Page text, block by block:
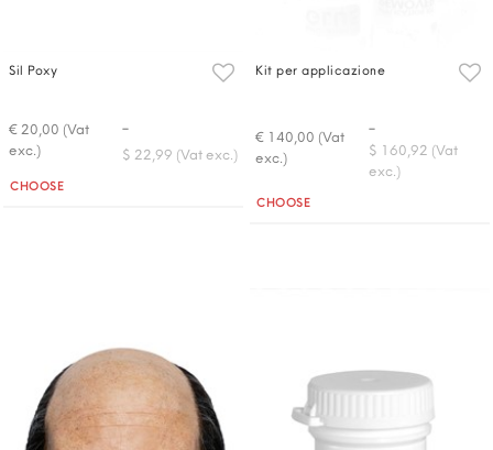
Sil Poxy
€ 20,00 (Vat
exc.)
-
$ 22,99 (Vat exc.)
Quantità
CHOOSE
Kit per applicazione
€ 140,00 (Vat
exc.)
-
$ 160,92 (Vat
exc.)
Quantità
CHOOSE